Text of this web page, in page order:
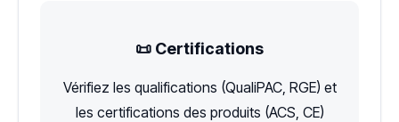
📜 Certifications
Vérifiez les qualifications (QualiPAC, RGE) et
les certifications des produits (ACS, CE)